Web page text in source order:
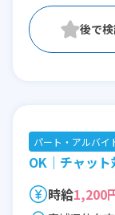
※残業：0
パート・アルバイ
OK｜チャッ
時給1,200